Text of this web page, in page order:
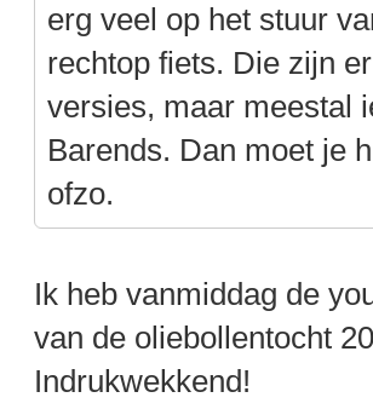
erg veel op het stuur
rechtop fiets. Die zijn
versies, maar meestal
Barends. Dan moet je
ofzo.
Ik heb vanmiddag de
van de oliebollentocht
Indrukwekkend!